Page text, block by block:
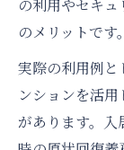
の利用やセキ
のメリットです。
実際の利用例
ンションを活
があります。